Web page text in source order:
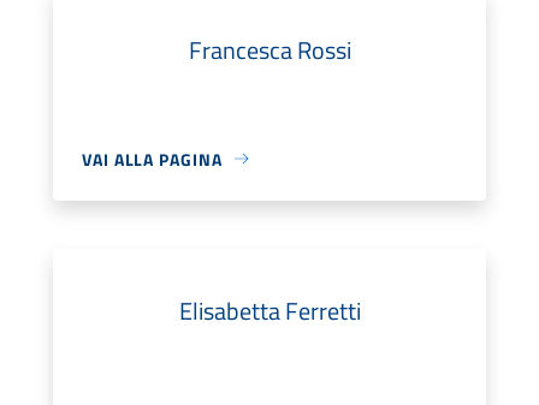
Francesca Rossi
VAI ALLA PAGINA
Elisabetta Ferretti